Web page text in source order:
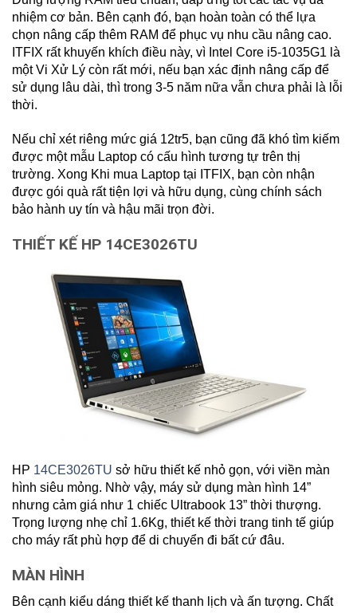
nhiệm cơ bản. Bên cạnh đó, bạn hoàn toàn có thể lựa
chọn nâng cấp thêm RAM để phục vụ nhu cầu nâng cao.
ITFIX rất khuyến khích điều này, vì Intel Core i5-1035G1 là
một Vi Xử Lý còn rất mới, nếu bạn xác định nâng cấp để
sử dụng lâu dài, thì trong 3-5 năm nữa vẫn chưa phải là lỗi
thời.
Nếu chỉ xét riêng mức giá 12tr5, bạn cũng đã khó tìm kiếm
được một mẫu Laptop có cấu hình tương tự trên thị
trường. Xong Khi mua Laptop tại ITFIX, bạn còn nhận
được gói quà rất tiện lợi và hữu dụng, cùng chính sách
bảo hành uy tín và hậu mãi trọn đời.
THIẾT KẾ HP 14CE3026TU
HP 14CE3026TU sở hữu thiết kế nhỏ gọn, với viền màn
hình siêu mỏng. Nhờ vậy, máy sử dụng màn hình 14”
nhưng cảm giá như 1 chiếc Ultrabook 13” thời thượng.
Trọng lượng nhẹ chỉ 1.6Kg, thiết kế thời trang tinh tế giúp
cho máy rất phù hợp để di chuyển đi bất cứ đâu.
MÀN HÌNH
Bên cạnh kiểu dáng thiết kế thanh lịch và ấn tượng. Chất